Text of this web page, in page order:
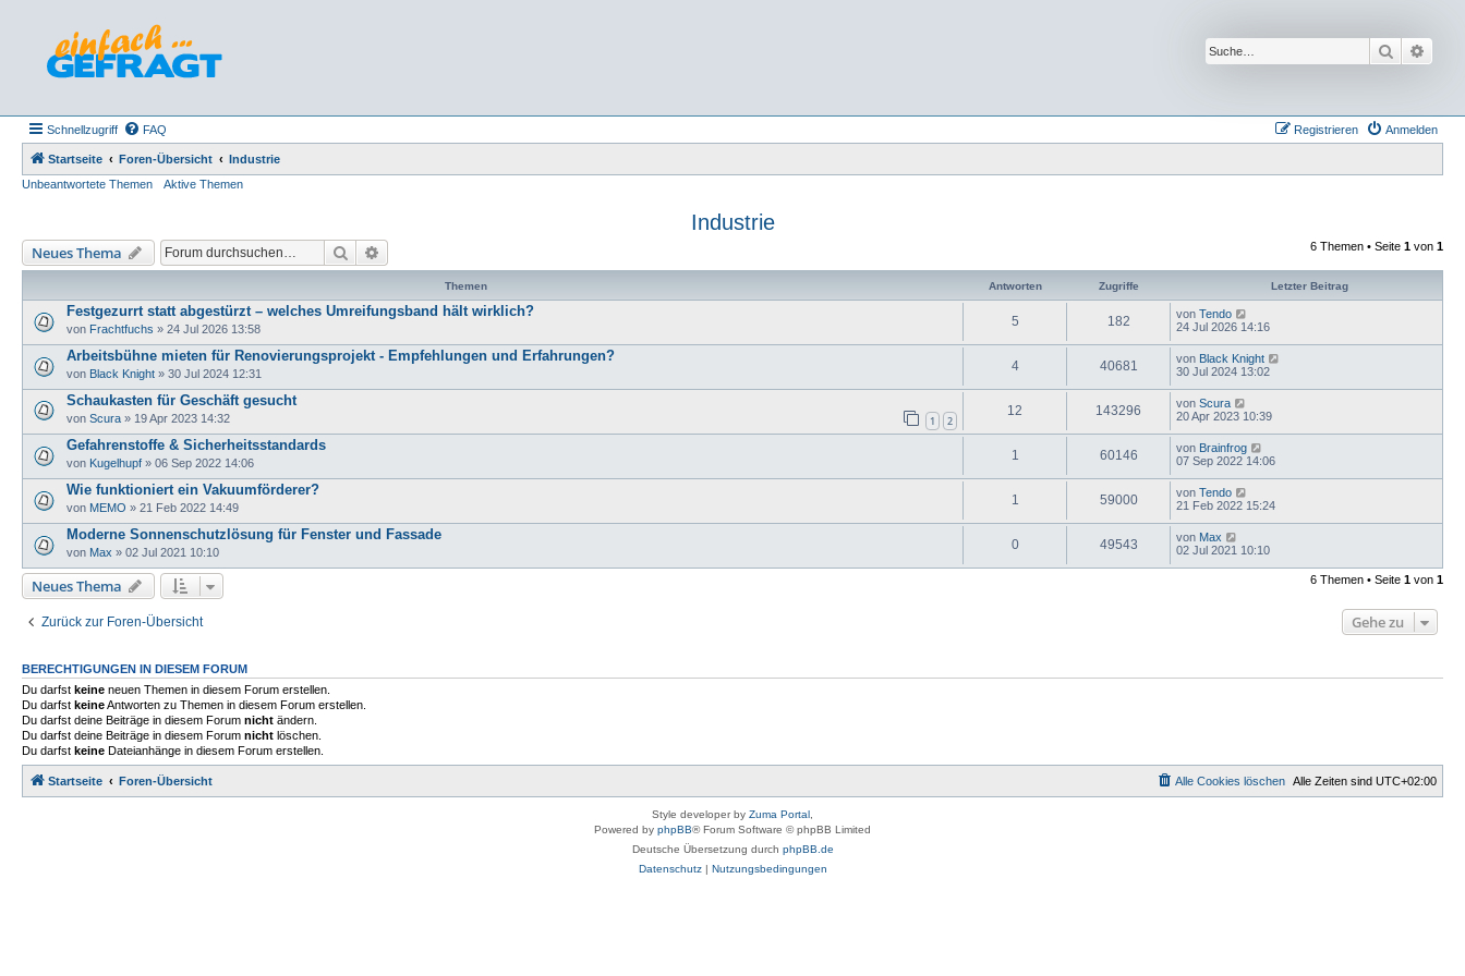
Suche
Schnellzugriff FAQ Anmelden
Registrieren
Startseite Foren-Übersicht
Industrie
Unbeantwortete Themen
Aktive Themen
Industrie
Neues Thema Suche 6 Themen • Seite 1 von 1
Themen Antworten Zugriffe Letzter Beitrag
Festgezurrt statt abgestürzt – welches Umreifungsband hält wirklich?
von Frachtfuchs » 24 Jul 2026 13:58
5 182 von Tendo
24 Jul 2026 14:16
Arbeitsbühne mieten für Renovierungsprojekt - Empfehlungen und Erfahrungen?
von Black Knight » 30 Jul 2024 12:31
4 40681 von Black Knight
30 Jul 2024 13:02
Schaukasten für Geschäft gesucht
von Scura » 19 Apr 2023 14:32 1 2
12 143296 von Scura
20 Apr 2023 10:39
Gefahrenstoffe & Sicherheitsstandards
von Kugelhupf » 06 Sep 2022 14:06
1 60146 von Brainfrog
07 Sep 2022 14:06
Wie funktioniert ein Vakuumförderer?
von MEMO » 21 Feb 2022 14:49
1 59000 von Tendo
21 Feb 2022 15:24
Moderne Sonnenschutzlösung für Fenster und Fassade
von Max » 02 Jul 2021 10:10
0 49543 von Max
02 Jul 2021 10:10
Neues Thema 6 Themen • Seite 1 von 1
Zurück zur Foren-Übersicht Gehe zu
BERECHTIGUNGEN IN DIESEM FORUM
Du darfst keine neuen Themen in diesem Forum erstellen.
Du darfst keineAntworten zu Themen in diesem Forum erstellen.
Du darfst deine Beiträge in diesem Forum nicht ändern.
Du darfst deine Beiträge in diesem Forum nicht löschen.
Du darfst keine Dateianhänge in diesem Forum erstellen.
Startseite Foren-Übersicht Alle Zeiten sind UTC+02:00
Alle Cookies löschen
Style developer by Zuma Portal
Powered by phpBB® Forum Software © phpBB Limited
Deutsche Übersetzung durch phpBB.de
Datenschutz| Nutzungsbedingungen